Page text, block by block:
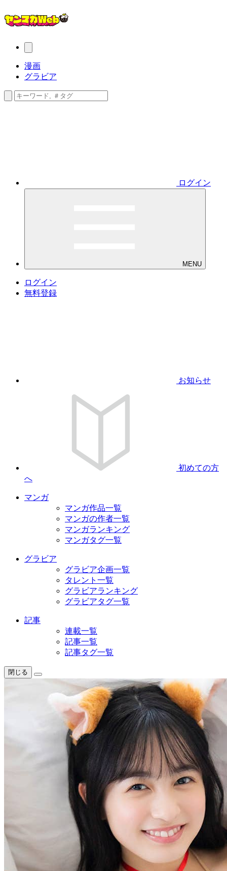
漫画
グラビア
ログイン
MENU
ログイン
無料登録
お知らせ
初めての方
へ
マンガ
マンガ作品一覧
マンガの作者一覧
マンガランキング
マンガタグ一覧
グラビア
グラビア企画一覧
タレント一覧
グラビアランキング
グラビアタグ一覧
記事
連載一覧
記事一覧
記事タグ一覧
閉じる